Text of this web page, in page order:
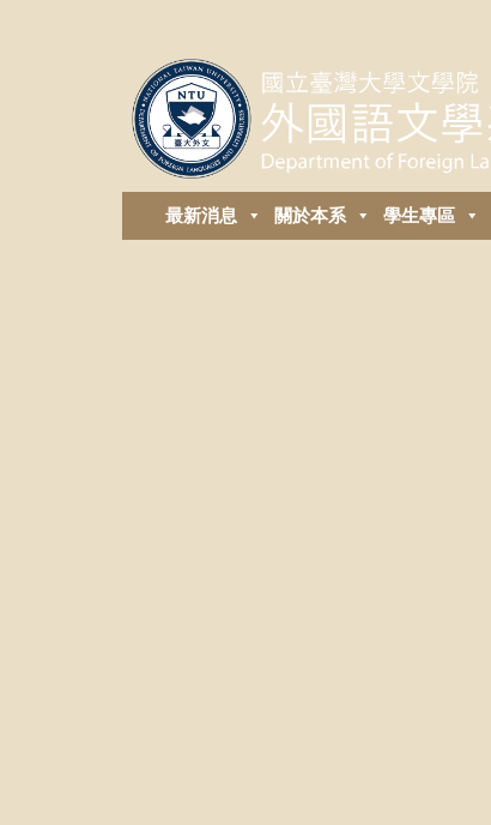
最新消息 關於本系 學生專區